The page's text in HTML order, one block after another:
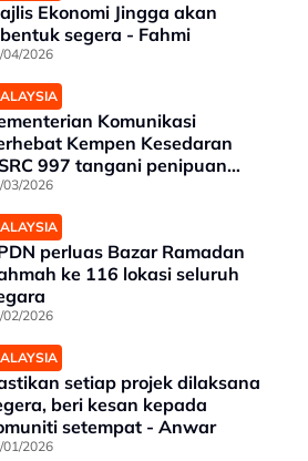
Ekonomi Jingga akan
segera - Fahmi
04/2026
Komunikasi
Kempen Kesedaran
997 tangani penipuan
talian
03/2026
perluas Bazar Ramadan
ke 116 lokasi seluruh
02/2026
setiap projek dilaksana
beri kesan kepada
setempat - Anwar
01/2026